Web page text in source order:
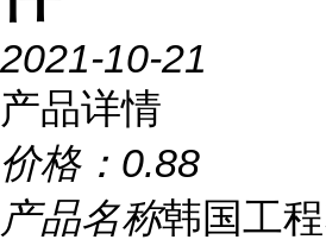
2021-10-21
产品详情
价格： 0.88
产品名称韩国工